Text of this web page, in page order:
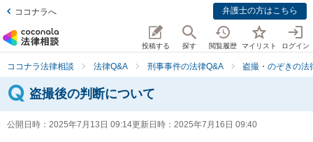
ココナラへ 弁護士の方はこちら
投稿する 探す 閲覧履歴 マイリスト ログイン
ココナラ法律相談 法律Q&A 刑事事件の法律Q&A 盗撮・のぞきの法
盗撮後の判断について
公開日時： 2025年7月13日 09:14更新日時： 2025年7月16日 09:40